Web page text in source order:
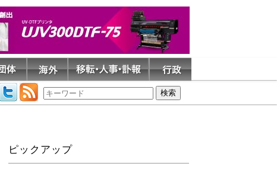
ピックアップ